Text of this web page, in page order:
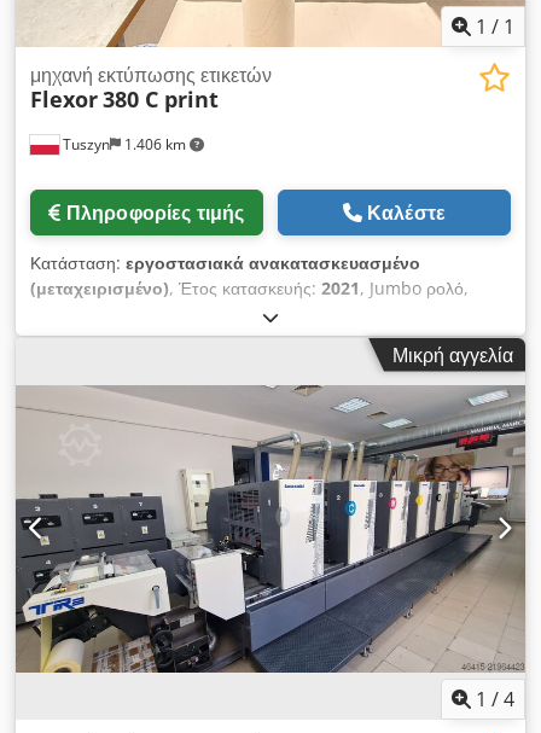
1 / 1
Tuszyn 1.406 km
μηχανή εκτύπωσης ετικετών
Flexor380 C print
Πληροφορίες τιμής Καλέστε
Κατάσταση: εργοστασιακά ανακατασκευασμένο
(μεταχειρισμένο), Έτος κατασκευής: 2021, Jumbo ρολό,
μέγιστη διάμετρος 900 mm Μέγιστο πλάτος υλικού 380 mm
Μέγιστο πλάτος εκτύπωσης 370 mm Μέγιστη διάμετρος
επανατύλιξης 900 mm Ταχύτητα μηχανήματος 250 μ/λεπτό
Έτος κατασκευής 2021 Λιγότερες ώρες λειτουργίας Αποτελείται
από: - Όλα τα μέρη του μηχανήματος κινούνται με
σερβοκινητήρες - 2 μονάδες εκτύπωσης flexo Bobst, που
κινούνται με σερβοκινητήρες Ελάχιστη/Μέγιστη επανάληψη
εκτύπωσης 305-610 mm, Στέγνωμα με υπεριώδη ακτινοβολία
(UV), - Σχεδιασμός μηχανήματος σύμφωνα με τα πρότυπα CE -
1 μονάδα κοπής με μήτρα, που κινείται με σερβοκινητήρα - 1
μονάδα επανατύλιξης μήτρας, μέγιστη διάμετρος 600 mm - 1
ράβδος ανατροπής - 1 ενσωματωμένη μονάδα σχισίματος - 1
τεκμηρίωση Αξεσουάρ: Crjdszn H Rispfx Akbof - 4 κύλινδροι
Anilox - 10 κύλινδροι εκτύπωσης - 5 κύλινδροι κοπής με μήτρα
Μικρή αγγελία
1 /4